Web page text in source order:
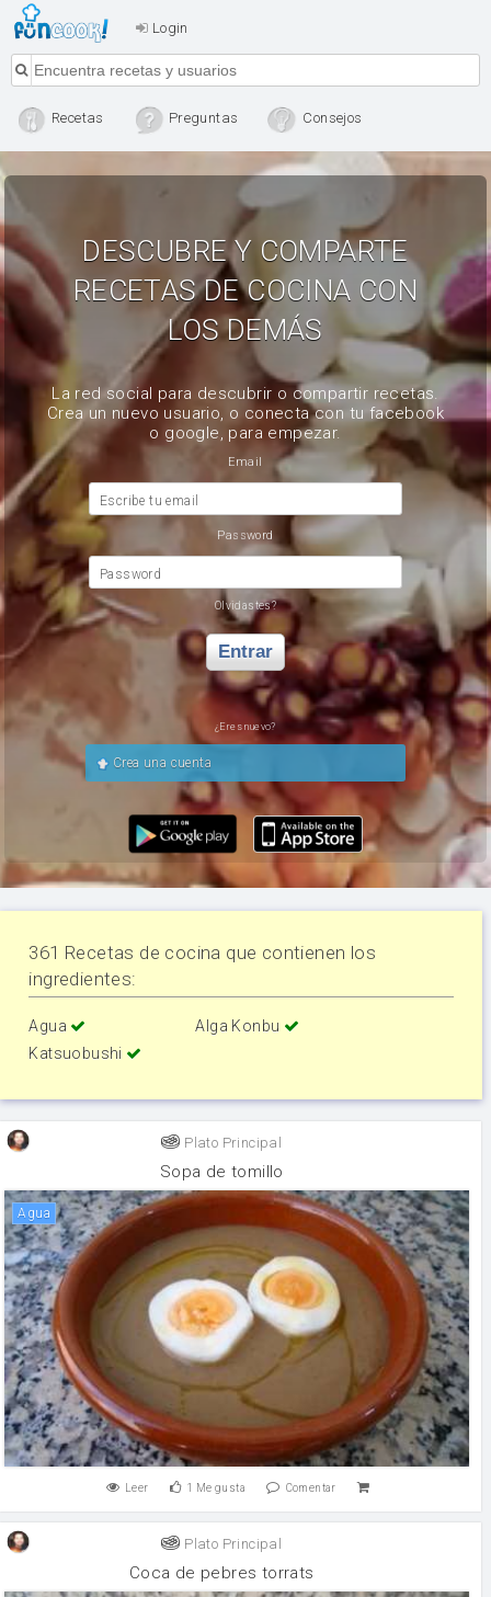
Login
Recetas Preguntas Consejos
DESCUBRE Y COMPARTE
RECETAS DE COCINA CON
LOS DEMÁS
La red social para descubrir o compartir recetas.
Crea un nuevo usuario, o conecta con tu facebook
o google, para empezar.
Email
Escribe tu email
Password
Password
Olvidastes?
Entrar
¿Eres nuevo?
Crea una cuenta
361 Recetas de cocina que contienen los
ingredientes:
Agua
Alga Konbu
Katsuobushi
Plato Principal
Sopa de tomillo
agua
Leer 1 Me gusta Comentar
Plato Principal
Coca de pebres torrats